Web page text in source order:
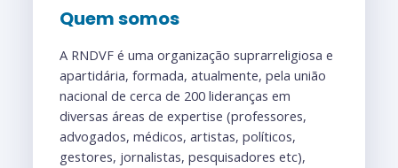
Quem somos
A RNDVF é uma organização suprarreligiosa e
apartidária, formada, atualmente, pela união
nacional de cerca de 200 lideranças em
diversas áreas de expertise (professores,
advogados, médicos, artistas, políticos,
gestores, jornalistas, pesquisadores etc),